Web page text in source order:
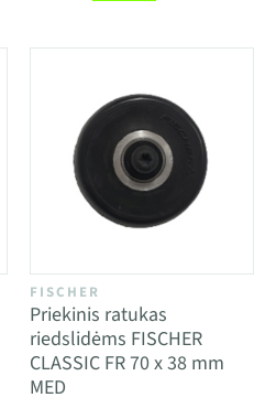
FISCHER
Priekinis ratukas
riedslidėms FISCHER
CLASSIC FR 70 x 38 mm
MED